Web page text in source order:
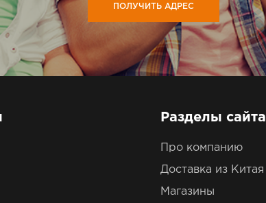
ПОЛУЧИТЬ АДРЕС
Разделы сайта
Про компанию
Доставка из Китая
Магазины